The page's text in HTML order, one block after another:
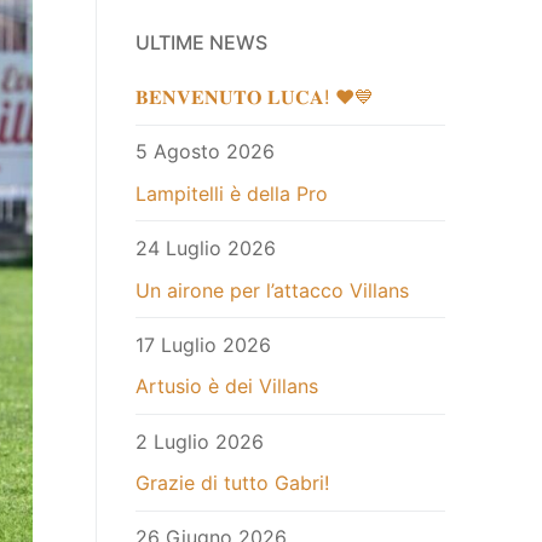
ULTIME NEWS
𝐁𝐄𝐍𝐕𝐄𝐍𝐔𝐓𝐎 𝐋𝐔𝐂𝐀! ❤️💙
5 Agosto 2026
Lampitelli è della Pro
24 Luglio 2026
Un airone per l’attacco Villans
17 Luglio 2026
Artusio è dei Villans
2 Luglio 2026
Grazie di tutto Gabri!